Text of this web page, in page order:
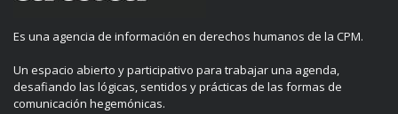
Es una agencia de información en derechos humanos de la CPM.
Un espacio abierto y participativo para trabajar una agenda,
desafiando las lógicas, sentidos y prácticas de las formas de
comunicación hegemónicas.